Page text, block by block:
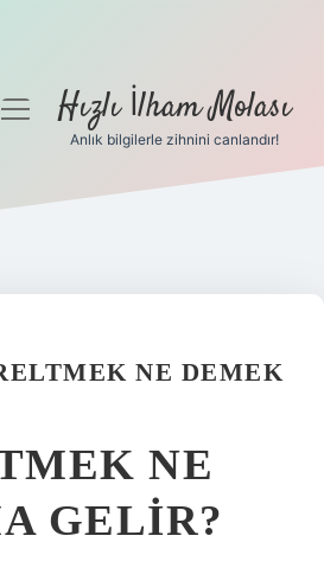
menüyüHızlı İlham Molası
Anlık bilgilerle zihnini canlandır!
NE DEMEK
NE
GELIR?